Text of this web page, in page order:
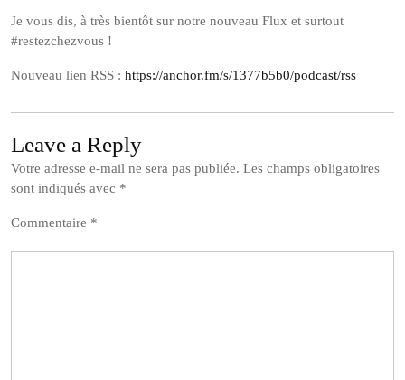
Je vous dis, à très bientôt sur notre nouveau Flux et surtout
#restezchezvous !
Nouveau lien RSS : https://anchor.fm/s/1377b5b0/podcast/rss
Leave a Reply
Votre adresse e-mail ne sera pas publiée. Les champs obligatoires
sont indiqués avec *
Commentaire *